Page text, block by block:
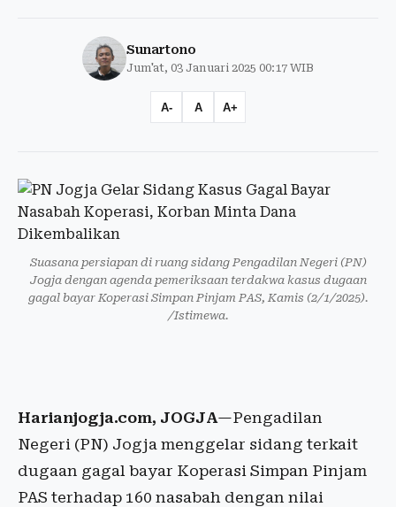
Sunartono
Jum'at, 03 Januari 2025 00:17 WIB
A- A A+
Suasana persiapan di ruang sidang Pengadilan Negeri (PN)
Jogja dengan agenda pemeriksaan terdakwa kasus dugaan
gagal bayar Koperasi Simpan Pinjam PAS, Kamis (2/1/2025).
/Istimewa.
Harianjogja.com, JOGJA—Pengadilan
Negeri (PN) Jogja menggelar sidang terkait
dugaan gagal bayar Koperasi Simpan Pinjam
PAS terhadap 160 nasabah dengan nilai